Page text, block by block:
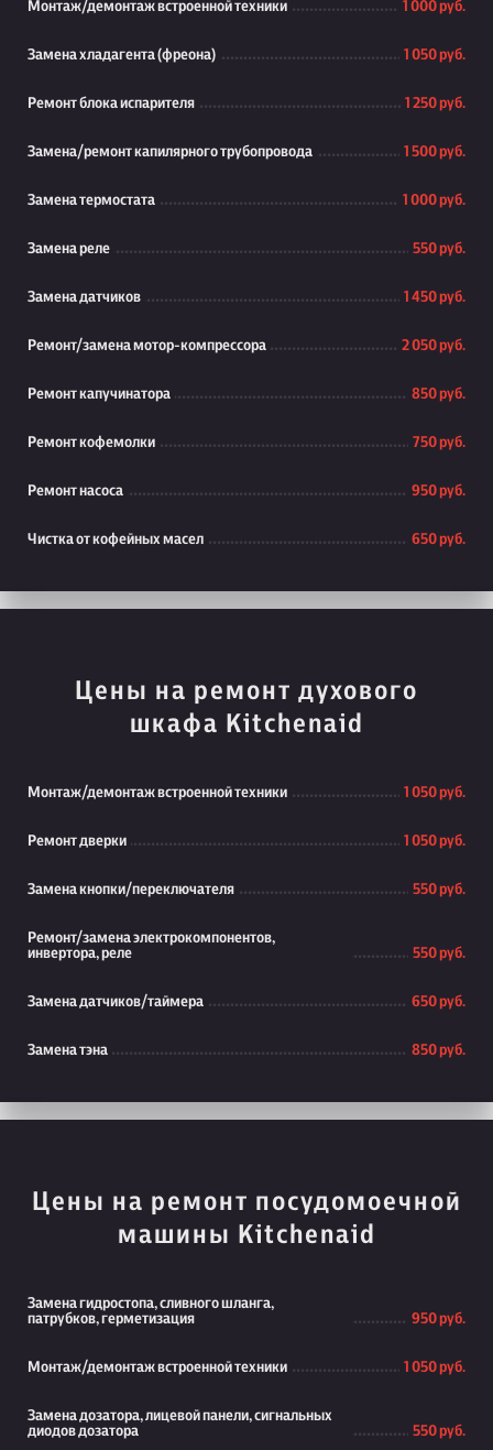
Монтаж/демонтаж встроенной техники 1 000 руб.
Замена хладагента (фреона) 1 050 руб.
Ремонт блока испарителя 1 250 руб.
Замена/ремонт капилярного трубопровода 1 500 руб.
Замена термостата 1 000 руб.
Замена реле 550 руб.
Замена датчиков 1 450 руб.
Ремонт/замена мотор-компрессора 2 050 руб.
Ремонт капучинатора 850 руб.
Ремонт кофемолки 750 руб.
Ремонт насоса 950 руб.
Чистка от кофейных масел 650 руб.
Цены на ремонт духового
шкафа Kitchenaid
Монтаж/демонтаж встроенной техники 1 050 руб.
Ремонт дверки 1 050 руб.
Замена кнопки/переключателя 550 руб.
Ремонт/замена электрокомпонентов,
инвертора, реле
550 руб.
Замена датчиков/таймера 650 руб.
Замена тэна 850 руб.
Цены на ремонт посудомоечной
машины Kitchenaid
Замена гидростопа, сливного шланга,
патрубков, герметизация
950 руб.
Монтаж/демонтаж встроенной техники 1 050 руб.
Замена дозатора, лицевой панели, сигнальных
диодов дозатора
550 руб.